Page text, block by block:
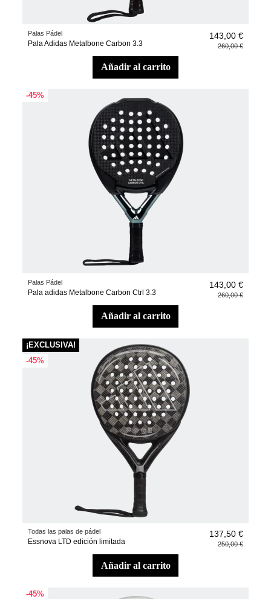
Palas Pádel
Pala Adidas Metalbone Carbon 3.3
143,00 €
260,00 €
añadir al carrito
-45%
Palas Pádel
Pala adidas Metalbone Carbon Ctrl 3.3
143,00 €
260,00 €
añadir al carrito
¡EXCLUSIVA!
-45%
Todas las palas de pádel
Essnova LTD edición limitada
137,50 €
250,00 €
añadir al carrito
-45%